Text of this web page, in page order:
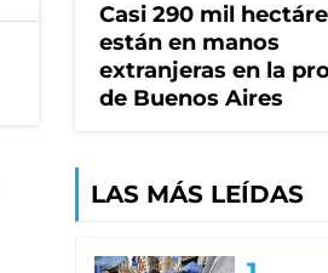
Casi 290 mil
están en manos
extranjeras en la
de Buenos Aires
LAS MÁS LEÍDAS